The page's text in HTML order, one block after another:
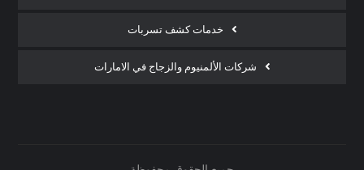
خدمات كشف تسربات
شركات الألمنيوم والزجاج في الامارات